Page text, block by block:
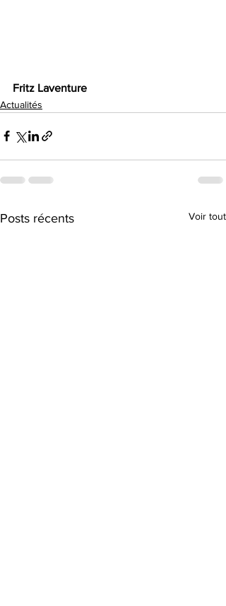
Fritz Laventure
Actualités
Posts récents Voir tout